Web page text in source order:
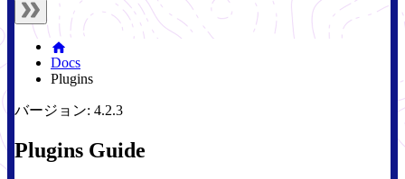
Docs
Plugins
バージョン: 4.2.3
Plugins Guide